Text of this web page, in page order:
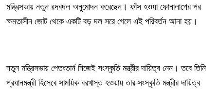
মন্ত্রিসভায় নতুন রদবদল অনুমোদন করেছেন। ফাঁস হওয়া ফোনালাপের পর
ক্ষমতাসীন জোট থেকে একটি বড় দল সরে গেলে এই পরিবর্তন আনা হয়।
নতুন মন্ত্রিসভায় পেতংতার্ন নিজেই সংস্কৃতি মন্ত্রীর দায়িত্ব নেন। তবে তিনি
প্রধানমন্ত্রী হিসেবে সাময়িক বরখাস্ত হওয়ায় তার সংস্কৃতি মন্ত্রীর দায়িত্ব